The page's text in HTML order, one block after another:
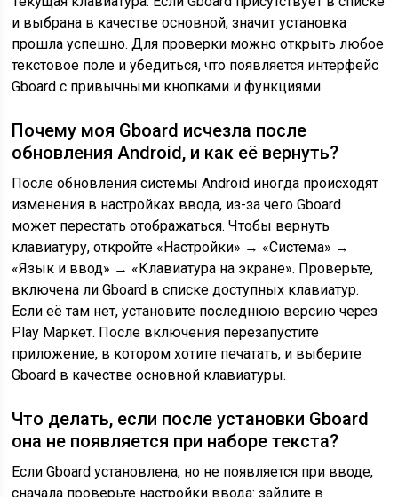
и выбрана в качестве основной, значит установка
прошла успешно. Для проверки можно открыть любое
текстовое поле и убедиться, что появляется интерфейс
Gboard с привычными кнопками и функциями.
Почему моя Gboard исчезла после
обновления Android, и как её вернуть?
После обновления системы Android иногда происходят
изменения в настройках ввода, из-за чего Gboard
может перестать отображаться. Чтобы вернуть
клавиатуру, откройте «Настройки» → «Система» →
«Язык и ввод» → «Клавиатура на экране». Проверьте,
включена ли Gboard в списке доступных клавиатур.
Если её там нет, установите последнюю версию через
Play Маркет. После включения перезапустите
приложение, в котором хотите печатать, и выберите
Gboard в качестве основной клавиатуры.
Что делать, если после установки Gboard
она не появляется при наборе текста?
Если Gboard установлена, но не появляется при вводе,
сначала проверьте настройки ввода: зайдите в